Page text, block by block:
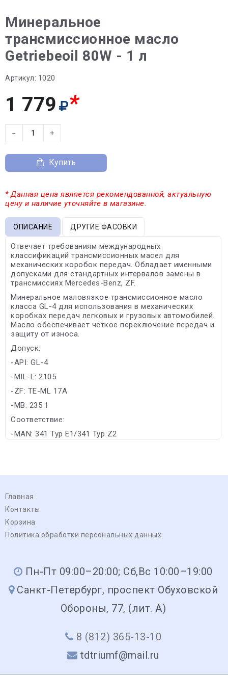
Минеральное
трансмиссионное масло
Getriebeoil 80W - 1 л
Артикул: 1020
1 779 *
− +
Купить
* Данная цена является рекомендованной, актуальную
цену и наличие уточняйте в магазине.
ОПИСАНИЕ ДРУГИЕ ФАСОВКИ
Отвечает требованиям международных
классификаций трансмиссионных масел для
механических коробок передач. Обладает именными
допусками для стандартных интервалов замены в
трансмиссиях Mercedes-Benz, ZF.
Минеральное маловязкое трансмиссионное масло
класса GL-4 для использования в механических
коробках передач легковых и грузовых автомобилей.
Масло обеспечивает четкое переключение передач и
защиту от износа.
Допуск:
-API: GL-4
-MIL-L: 2105
-ZF: TE-ML 17A
-MB: 235.1
Соответствие:
-MAN: 341 Typ E1/341 Typ Z2
Главная
Контакты
Корзина
Политика обработки персональных данных
Пн-Пт 09:00–20:00; Сб,Вс 10:00–19:00
Санкт-Петербург, проспект Обуховской
Обороны, 77, (лит. А)
8 (812) 365-13-10
tdtriumf@mail.ru